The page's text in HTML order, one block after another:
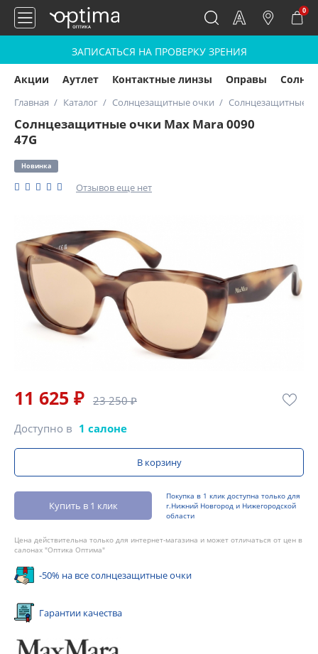
0
ЗАПИСАТЬСЯ НА ПРОВЕРКУ ЗРЕНИЯ
Акции Аутлет Контактные линзы Оправы
Главная Каталог Солнцезащитные очки Солнцезащитные
Солнцезащитные очки Max Mara 0090
47G
Новинка
Отзывов еще нет
11 625 ₽ 23 250 ₽
Доступно в 1 салоне
В корзину
Купить в 1 клик
Покупка в 1 клик доступна только для
г.Нижний Новгород и Нижегородской
области
Цена действительна только для интернет-магазина и может отличаться от цен в
салонах "Оптика Оптима"
-50% на все солнцезащитные очки
Гарантии качества